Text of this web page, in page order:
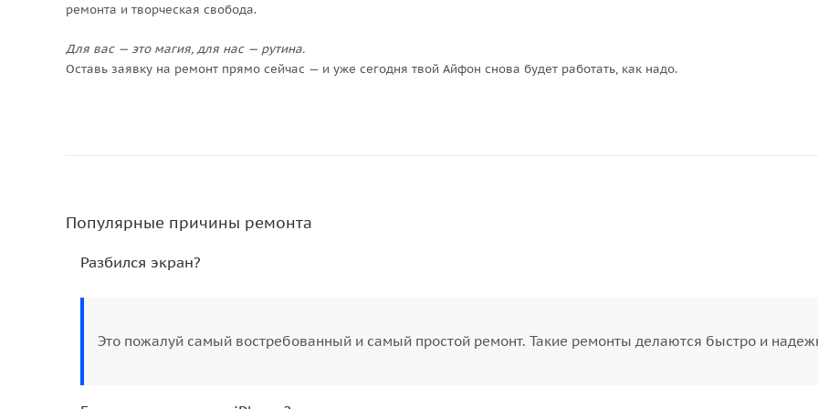
ремонта и творческая свобода.
Для вас — это магия, для нас — рутина.
Оставь заявку на ремонт прямо сейчас — и уже сегодня твой Айфон снова будет работать, как надо.
Популярные причины ремонта
Разбился экран?
Это пожалуй самый востребованный и самый простой ремонт. Такие ремонты делаются быстро и